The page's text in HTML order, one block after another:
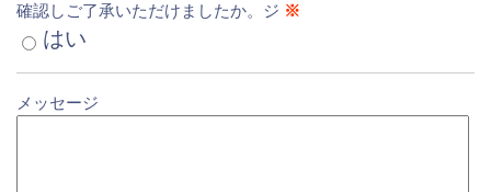
確認しご了承いただけましたか。ジ ※
はい
メッセージ